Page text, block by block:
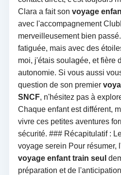
Clara a fait son voyage
avec l'accompagnement
merveilleusement bien
fatiguée, mais avec des
moi, j'étais soulagée, et fière
autonomie. Si vous aussi
question de son premier
SNCF, n'hésitez pas à
Chaque enfant est différent,
vivre ces petites aventures
sécurité. ### Récapitulatif :
voyage serein Pour résumer,
voyage enfant train seul
préparation et de